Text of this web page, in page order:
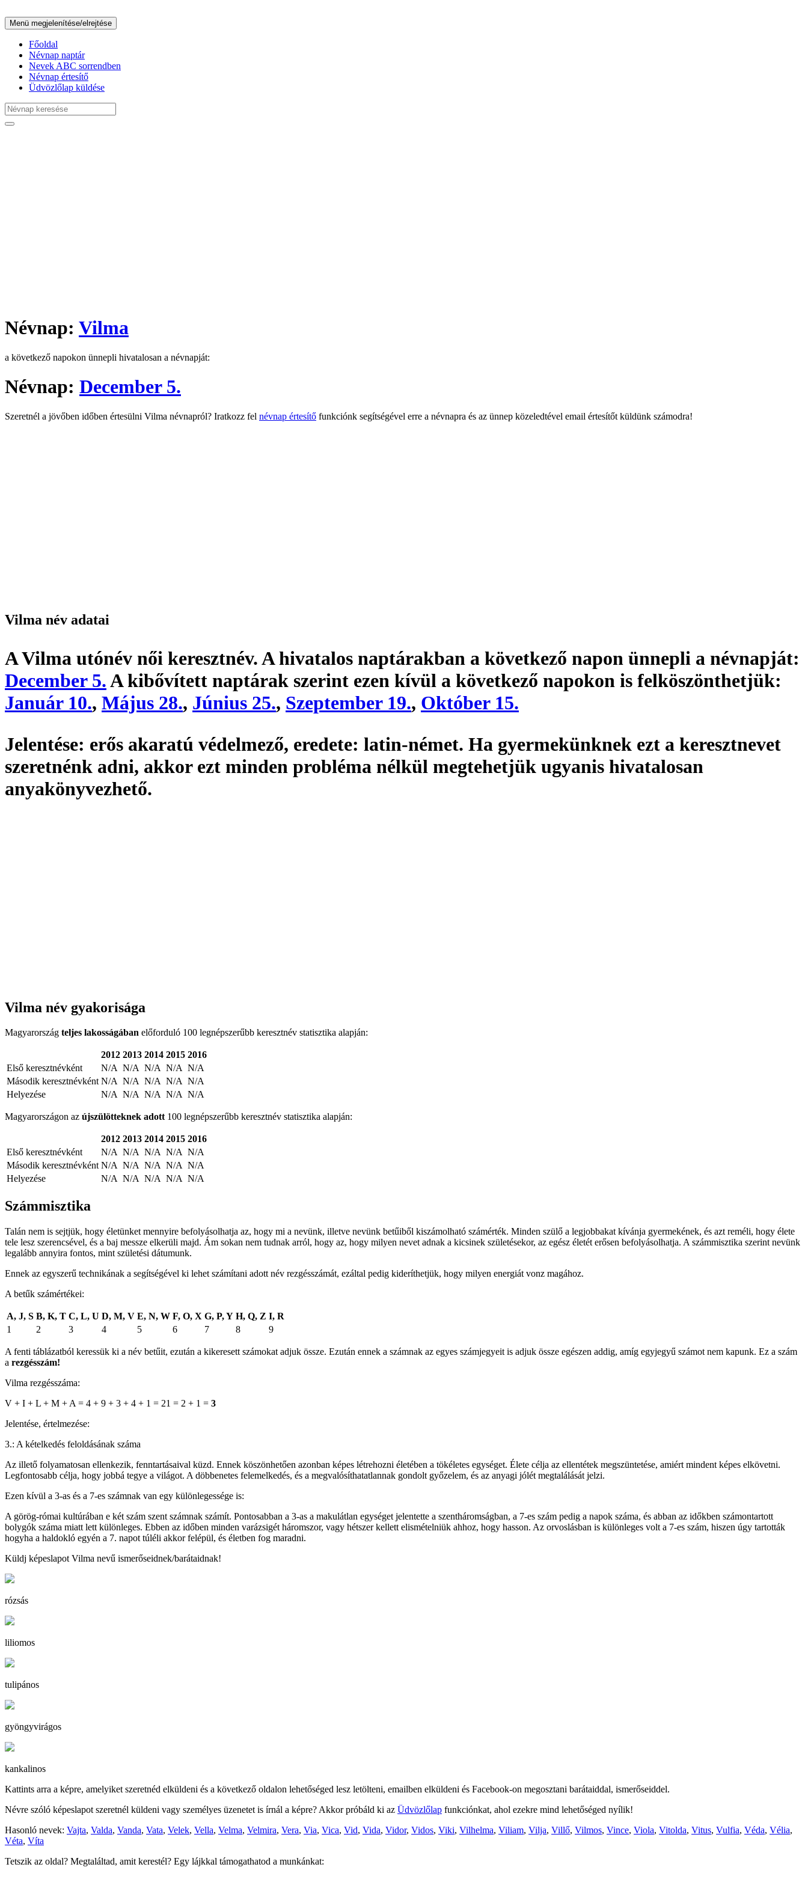
Menü megjelenítése/elrejtése
Főoldal
Névnap naptár
Nevek ABC sorrendben
Névnap értesítő
Üdvözlőlap küldése
Névnap: Vilma
a következő napokon ünnepli hivatalosan a névnapját:
Névnap: December 5.
Szeretnél a jövőben időben értesülni Vilma névnapról? Iratkozz fel névnap értesítő funkciónk segítségével erre a névnapra és az ünnep közeledtével email értesítőt küldünk számodra!
Vilma név adatai
A Vilma utónév női keresztnév. A hivatalos naptárakban a következő napon ünnepli a névnapját:
December 5.A kibővített naptárak szerint ezen kívül a következő napokon is felköszönthetjük:
Január 10., Május 28., Június 25., Szeptember 19., Október 15.
Jelentése: erős akaratú védelmező, eredete: latin-német. Ha gyermekünknek ezt a keresztnevet
szeretnénk adni, akkor ezt minden probléma nélkül megtehetjük ugyanis hivatalosan
anyakönyvezhető.
Vilma név gyakorisága
Magyarország teljes lakosságában előforduló 100 legnépszerűbb keresztnév statisztika alapján:
2012 2013 2014 2015 2016
Első keresztnévként
N/A N/A N/A N/A N/A
Második keresztnévként N/A N/A N/A N/A N/A
Helyezése
N/A N/A N/A N/A N/A
Magyarországon az újszülötteknek adott100 legnépszerűbb keresztnév statisztika alapján:
2012 2013 2014 2015 2016
Első keresztnévként
N/A N/A N/A N/A N/A
Második keresztnévként N/A N/A N/A N/A N/A
Helyezése
N/A N/A N/A N/A N/A
Számmisztika
Talán nem is sejtjük, hogy életünket mennyire befolyásolhatja az, hogy mi a nevünk, illetve nevünk betűiből kiszámolható számérték. Minden szülő a legjobbakat kívánja gyermekének, és azt reméli, hogy élete
tele lesz szerencsével, és a baj messze elkerüli majd. Ám sokan nem tudnak arról, hogy az, hogy milyen nevet adnak a kicsinek születésekor, az egész életét erősen befolyásolhatja. A számmisztika szerint nevünk
legalább annyira fontos, mint születési dátumunk.
Ennek az egyszerű technikának a segítségével ki lehet számítani adott név rezgésszámát, ezáltal pedig kideríthetjük, hogy milyen energiát vonz magához.
A betűk számértékei:
A, J, S B, K, T C, L, U D, M, V E, N, W F, O, X G, P, Y H, Q, Z I, R
1
2 3 4 5 6 7 8 9
A fenti táblázatból keressük ki a név betűit, ezután a kikeresett számokat adjuk össze. Ezután ennek a számnak az egyes számjegyeit is adjuk össze egészen addig, amíg egyjegyű számot nem kapunk. Ez a szám
a rezgésszám!
Vilma rezgésszáma:
V + I + L + M + A = 4 + 9 + 3 + 4 + 1 = 21 = 2 + 1 = 3
Jelentése, értelmezése:
3.: A kételkedés feloldásának száma
Az illető folyamatosan ellenkezik, fenntartásaival küzd. Ennek köszönhetően azonban képes létrehozni életében a tökéletes egységet. Élete célja az ellentétek megszüntetése, amiért mindent képes elkövetni.
Legfontosabb célja, hogy jobbá tegye a világot. A döbbenetes felemelkedés, és a megvalósíthatatlannak gondolt győzelem, és az anyagi jólét megtalálását jelzi.
Ezen kívül a 3-as és a 7-es számnak van egy különlegessége is:
A görög-római kultúrában e két szám szent számnak számít. Pontosabban a 3-as a makulátlan egységet jelentette a szentháromságban, a 7-es szám pedig a napok száma, és abban az időkben számontartott
bolygók száma miatt lett különleges. Ebben az időben minden varázsigét háromszor, vagy hétszer kellett elismételniük ahhoz, hogy hasson. Az orvoslásban is különleges volt a 7-es szám, hiszen úgy tartották
hogyha a haldokló egyén a 7. napot túléli akkor felépül, és életben fog maradni.
Küldj képeslapot Vilma nevű ismerőseidnek/barátaidnak!
rózsás
liliomos
tulipános
gyöngyvirágos
kankalinos
Kattints arra a képre, amelyiket szeretnéd elküldeni és a következő oldalon lehetőséged lesz letölteni, emailben elküldeni és Facebook-on megosztani barátaiddal, ismerőseiddel.
Névre szóló képeslapot szeretnél küldeni vagy személyes üzenetet is írnál a képre? Akkor próbáld ki az Üdvözlőlap funkciónkat, ahol ezekre mind lehetőséged nyílik!
Hasonló nevek: Vajta, Valda, Vanda, Vata, Velek, Vella, Velma, Velmira, Vera, Via, Vica, Vid, Vida, Vidor, Vidos, Viki, Vilhelma, Viliam, Vilja, Villő, Vilmos, Vince, Viola, Vitolda, Vitus, Vulfia, Véda, Vélia,
Véta, Víta
Tetszik az oldal? Megtaláltad, amit kerestél? Egy lájkkal támogathatod a munkánkat: